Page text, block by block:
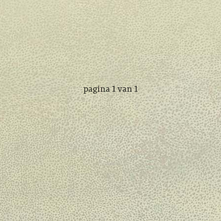
pagina 1 van 1